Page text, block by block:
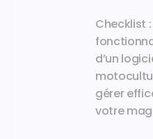
Checklist
d’un
gérer
votre